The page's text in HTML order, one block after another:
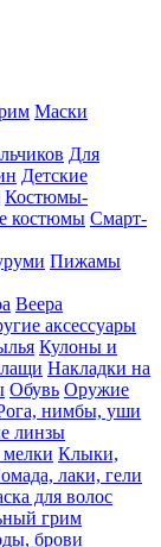
Маски
Для
Детские
Костюмы-
костюмы Смарт-
Пижамы
Веера
аксессуары
Кулоны и
Накладки на
Обувь Оружие
нимбы, уши
линзы
Клыки,
лаки, гели
для волос
грим
брови